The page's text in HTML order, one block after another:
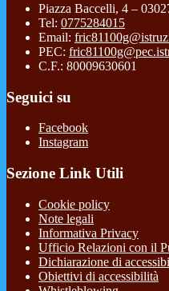
Piazza Baccelli, 4 –
Tel: 0775284015
Email:
PEC:
C.F.: 80009630601
Seguici su
Facebook
Instagram
Sezione Link Utili
Cookie policy
Note legali
Informativa Privacy
Ufficio Relazioni con il
Dichiarazione di
Obiettivi di accessibilità